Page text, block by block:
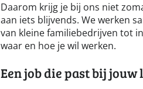
Daarom krijg je bij ons niet
aan iets blijvends. We werken
van kleine familiebedrijven tot
waar en hoe je wil werken.
Een job die past bij jouw